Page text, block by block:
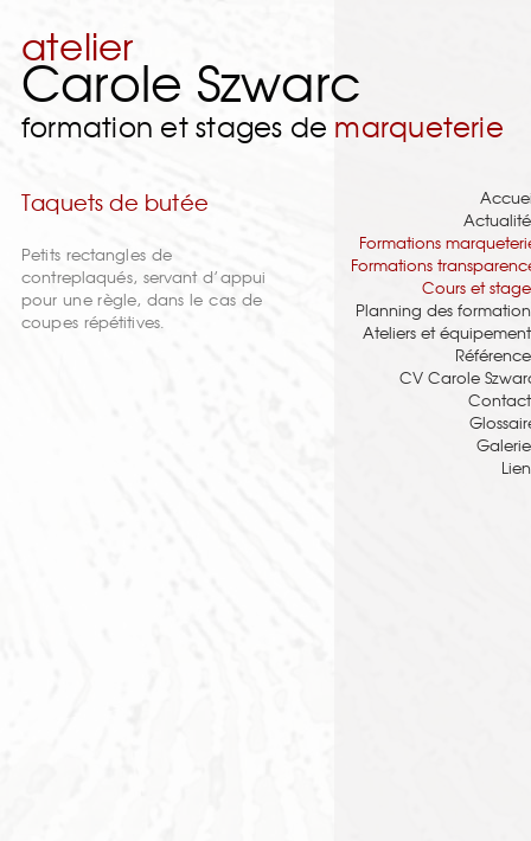
atelier
Carole Szwarc
formation et stages de marqueterie
Taquets de butée
Petits rectangles de
contreplaqués, servant d’appui
pour une règle, dans le cas de
coupes répétitives.
Formations
Formations
Cours et
Planning des
Ateliers et
CV Carole